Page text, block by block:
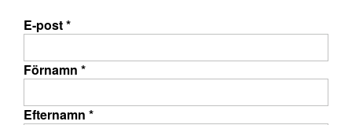
E-post*
Förnamn *
Efternamn *